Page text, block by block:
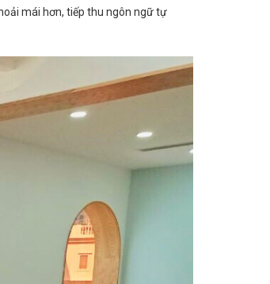
mái hơn, tiếp thu ngôn ngữ tự